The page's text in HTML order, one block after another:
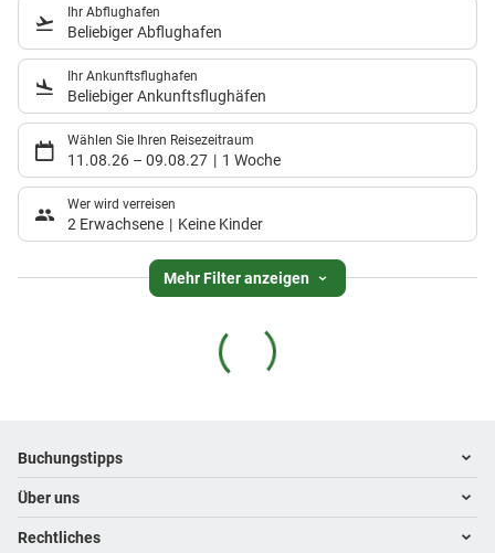
Ihr Abflughafen
Beliebiger Abflughafen
Ihr Ankunftsflughafen
Beliebiger Ankunftsflughäfen
Wählen Sie Ihren Reisezeitraum
11.08.26 – 09.08.27 1 Woche
Wer wird verreisen
2 Erwachsene Keine Kinder
Mehr Filter anzeigen
Footer navigation
Buchungstipps
Warum im Reisebüro buchen
Hoteltipps
Über uns
Kontakt
Rechtliches